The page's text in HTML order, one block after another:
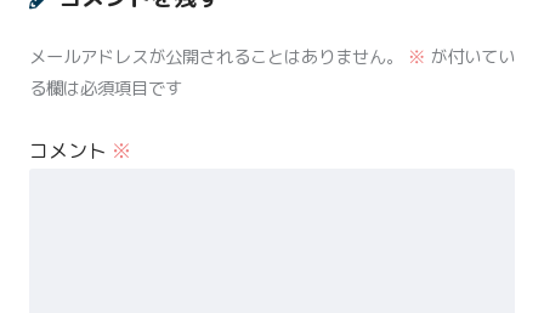
メールアドレスが公開されることはありません。 ※ が付いてい
る欄は必須項目です
コメント ※